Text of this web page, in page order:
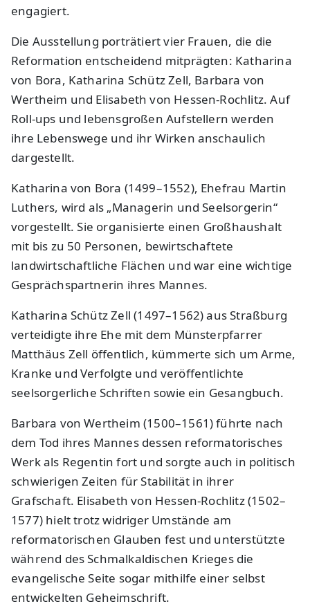
engagiert.
Die Ausstellung porträtiert vier Frauen, die die
Reformation entscheidend mitprägten: Katharina
von Bora, Katharina Schütz Zell, Barbara von
Wertheim und Elisabeth von Hessen-Rochlitz. Auf
Roll-ups und lebensgroßen Aufstellern werden
ihre Lebenswege und ihr Wirken anschaulich
dargestellt.
Katharina von Bora (1499–1552), Ehefrau Martin
Luthers, wird als „Managerin und Seelsorgerin“
vorgestellt. Sie organisierte einen Großhaushalt
mit bis zu 50 Personen, bewirtschaftete
landwirtschaftliche Flächen und war eine wichtige
Gesprächspartnerin ihres Mannes.
Katharina Schütz Zell (1497–1562) aus Straßburg
verteidigte ihre Ehe mit dem Münsterpfarrer
Matthäus Zell öffentlich, kümmerte sich um Arme,
Kranke und Verfolgte und veröffentlichte
seelsorgerliche Schriften sowie ein Gesangbuch.
Barbara von Wertheim (1500–1561) führte nach
dem Tod ihres Mannes dessen reformatorisches
Werk als Regentin fort und sorgte auch in politisch
schwierigen Zeiten für Stabilität in ihrer
Grafschaft. Elisabeth von Hessen-Rochlitz (1502–
1577) hielt trotz widriger Umstände am
reformatorischen Glauben fest und unterstützte
während des Schmalkaldischen Krieges die
evangelische Seite sogar mithilfe einer selbst
entwickelten Geheimschrift.